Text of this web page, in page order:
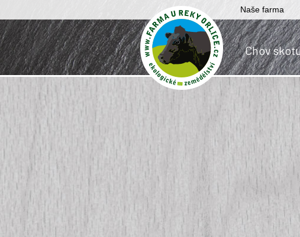
Naše farma
Chov